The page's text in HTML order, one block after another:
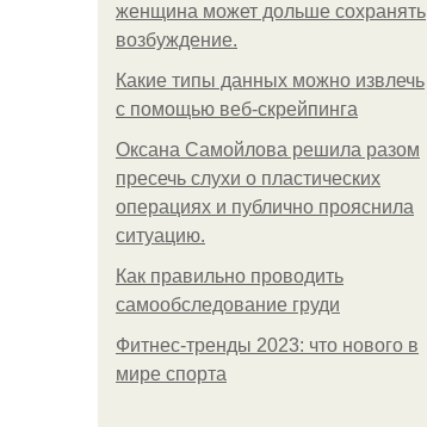
женщина может дольше сохранять
возбуждение.
Какие типы данных можно извлечь
с помощью веб-скрейпинга
Оксана Самойлова решила разом
пресечь слухи о пластических
операциях и публично прояснила
ситуацию.
Как правильно проводить
самообследование груди
Фитнес-тренды 2023: что нового в
мире спорта